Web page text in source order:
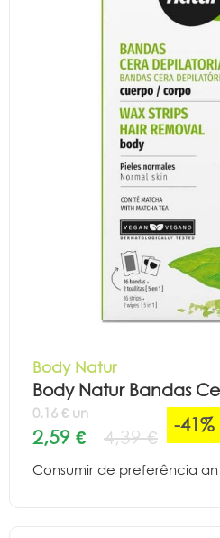
Body Natur
Body Natur Bandas
0,16 € un
2,59 € 4,39 €
-41%
Consumir de preferência